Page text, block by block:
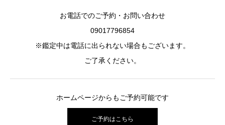
お電話でのご予約・お問い合わせ
09017796854
※鑑定中は電話に出られない場合もございます。
ご了承ください。
ホームページからもご予約可能です
ご予約はこちら